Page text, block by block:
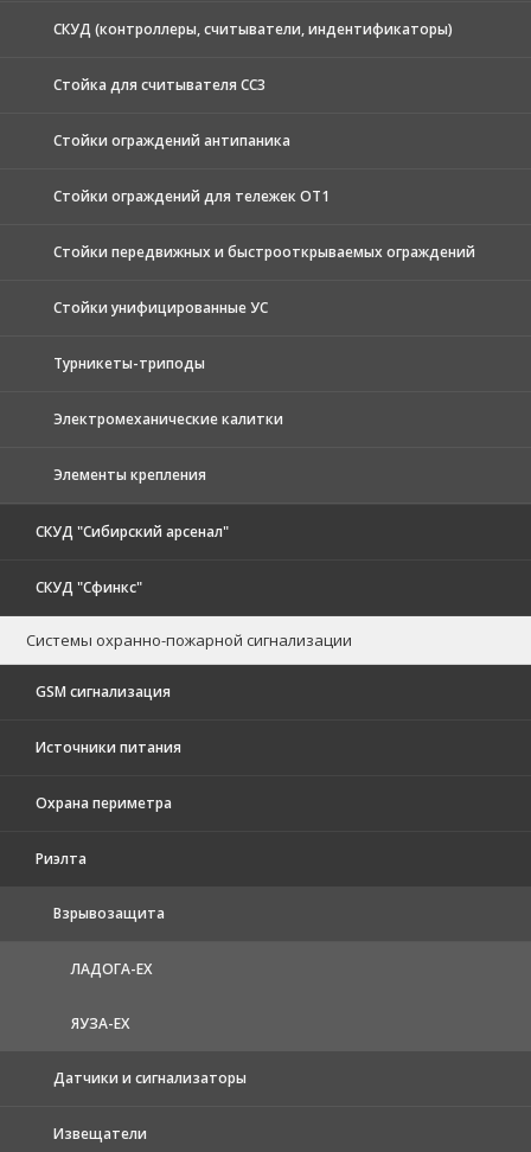
СКУД (контроллеры, считыватели, индентификаторы)
Стойка для считывателя СС3
Стойки ограждений антипаника
Стойки ограждений для тележек ОТ1
Стойки передвижных и быстрооткрываемых ограждений
Стойки унифицированные УС
Турникеты-триподы
Электромеханические калитки
Элементы крепления
СКУД "Сибирский арсенал"
СКУД "Сфинкс"
Системы охранно-пожарной сигнализации
GSM сигнализация
Источники питания
Охрана периметра
Риэлта
Взрывозащита
ЛАДОГА-EX
ЯУЗА-ЕХ
Датчики и сигнализаторы
Извещатели